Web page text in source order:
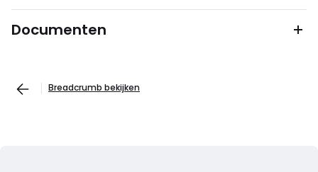
Documenten
Breadcrumb bekijken